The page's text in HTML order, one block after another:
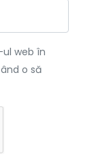
web în
o să